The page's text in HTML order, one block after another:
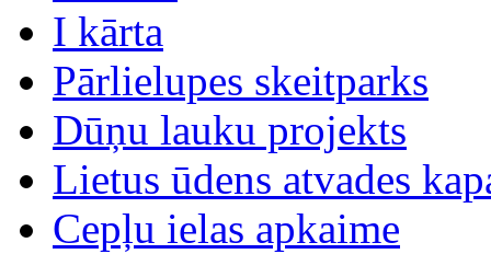
I kārta
Pārlielupes skeitparks
Dūņu lauku projekts
Lietus ūdens atvades
Cepļu ielas apkaime